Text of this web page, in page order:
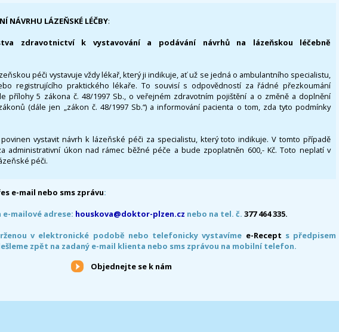
NÁVRHU LÁZEŇSKÉ LÉČBY:
zdravotnictví k vystavování a podávání návrhů na lázeňskou léčebně
péči vystavuje vždy lékař, který ji indikuje, ať už se jedná o ambulantního specialistu,
registrujícího praktického lékaře. To souvisí s odpovědností za řádné přezkoumání
přílohy 5 zákona č. 48/1997 Sb., o veřejném zdravotním pojištění a o změně a doplnění
(dále jen „zákon č. 48/1997 Sb.“) a informování pacienta o tom, zda tyto podmínky
vystavit návrh k lázeňské péči za specialistu, který toto indikuje. V tomto případě
administrativní úkon nad rámec běžné péče a bude zpoplatněn 600,- Kč. Toto neplatí v
péči.
e-mail nebo sms zprávu:
e-mailové adrese: houskova@doktor-plzen.cz nebo na tel. č. 377 464 335.
v elektronické podobě nebo telefonicky vystavíme e-Recept s předpisem
zpět na zadaný e-mail klienta nebo sms zprávou na mobilní telefon.
Objednejte se k nám